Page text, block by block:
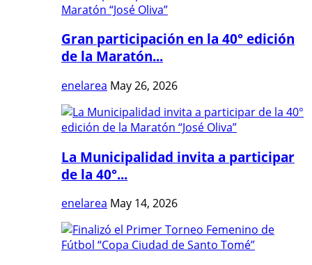
Gran participación en la 40° edición
de la Maratón...
enelarea May 26, 2026
La Municipalidad invita a participar
de la 40°...
enelarea May 14, 2026